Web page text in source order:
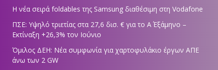
Η νέα σειρά foldables της Samsung διαθέσιμη στη Vodafone
ΠΣΕ: Υψηλό τριετίας στα 27,6 δισ. € για το Α΄ Εξάμηνο –
Εκτίναξη +26,3% τον Ιούνιο
Όμιλος ΔΕΗ: Νέα συμφωνία για χαρτοφυλάκιο έργων ΑΠΕ
άνω των 2 GW